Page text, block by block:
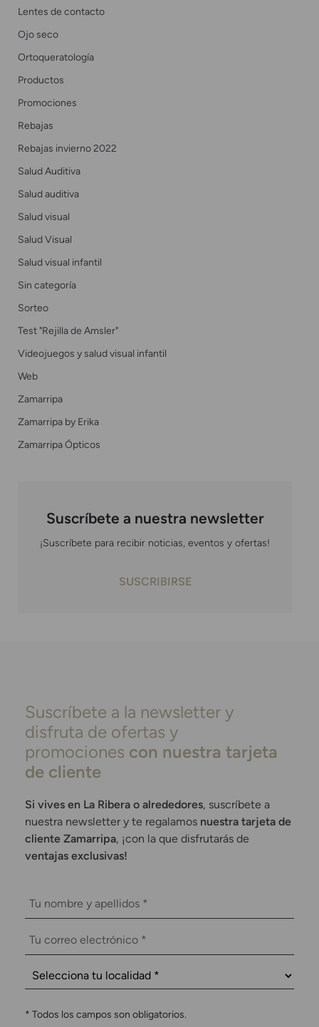
Lentes de contacto
Ojo seco
Ortoqueratología
Productos
Promociones
Rebajas
Rebajas invierno 2022
Salud Auditiva
Salud auditiva
Salud visual
Salud Visual
Salud visual infantil
Sin categoría
Sorteo
Test "Rejilla de Amsler"
Videojuegos y salud visual infantil
Web
Zamarripa
Zamarripa by Erika
Zamarripa Ópticos
Suscríbete a nuestra newsletter
¡Suscríbete para recibir noticias, eventos y ofertas!
SUSCRIBIRSE
Suscríbete a la newsletter y
disfruta de ofertas y
promociones con nuestra tarjeta
de cliente
Si vives en La Ribera o alrededores, suscríbete a
nuestra newsletter y te regalamos nuestra tarjeta de
cliente Zamarripa, ¡con la que disfrutarás de
ventajas exclusivas!
* Todos los campos son obligatorios.